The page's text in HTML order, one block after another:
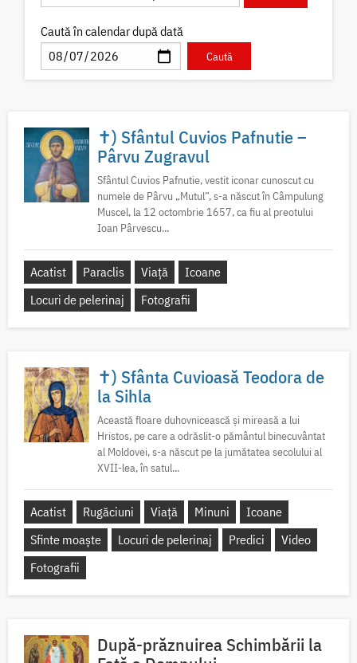
Caută în calendar după dată
✝) Sfântul Cuvios Pafnutie –
Pârvu Zugravul
Sfântul Cuvios Pafnutie, vestit iconar cunoscut cu
numele de Pârvu „Mutul”, s-a născut în Câmpulung
Muscel, la 12 octombrie 1657, ca fiu al preotului
Ioan Pârvescu...
Acatist Paraclis Viață
Icoane
Locuri de pelerinaj
Fotografii
✝) Sfânta Cuvioasă Teodora de
la Sihla
Această floare duhovnicească și mireasă a lui
Hristos, pe care a odrăslit-o pământul binecuvântat
al Moldovei, s-a născut pe la jumătatea secolului al
XVII-lea, în satul...
Acatist Rugăciuni Viață Minuni
Icoane
Sfinte moaște
Locuri de pelerinaj Predici
Video
Fotografii
După-prăznuirea Schimbării la